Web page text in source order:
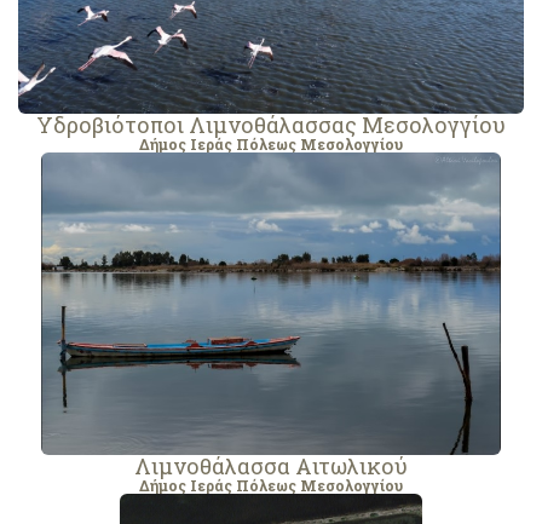
Υδροβιότοποι Λιμνοθάλασσας Μεσολογγίου
Δήμος Ιεράς Πόλεως Μεσολογγίου
Λιμνοθάλασσα Αιτωλικού
Δήμος Ιεράς Πόλεως Μεσολογγίου